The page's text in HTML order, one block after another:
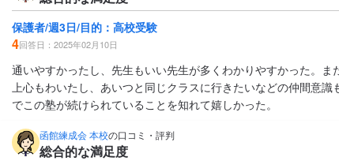
保護者/週3日/目的：高校受験
4回答日：2025年02月10日
通いやすかったし、先生もいい先生が多くわかりやすかった。
上心もわいたし、あいつと同じクラスに行きたいなどの仲間意
でこの塾が続けられていることを知れて嬉しかった。
函館練成会 本校の口コミ・評判
総合的な満足度